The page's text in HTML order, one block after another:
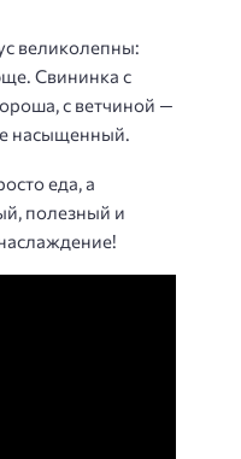
великолепны:
Свининка с
с ветчиной —
насыщенный.
еда, а
полезный и